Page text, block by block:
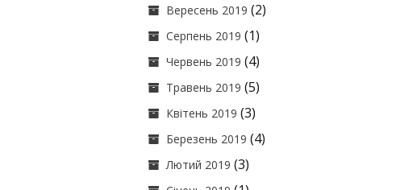
Вересень 2019 (2)
Серпень 2019 (1)
Червень 2019 (4)
Травень 2019 (5)
Квітень 2019 (3)
Березень 2019 (4)
Лютий 2019 (3)